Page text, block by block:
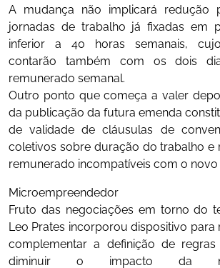
A mudança não implicará redução
jornadas de trabalho já fixadas em
inferior a 40 horas semanais,
contarão também com os dois
remunerado semanal.
Outro ponto que começa a valer
da publicação da futura emenda
de validade de cláusulas de
coletivos sobre duração do trabalho e
remunerado incompatíveis com o novo
Microempreendedor
Fruto das negociações em torno do
Leo Prates incorporou dispositivo para
complementar a definição de regras
diminuir o impacto da